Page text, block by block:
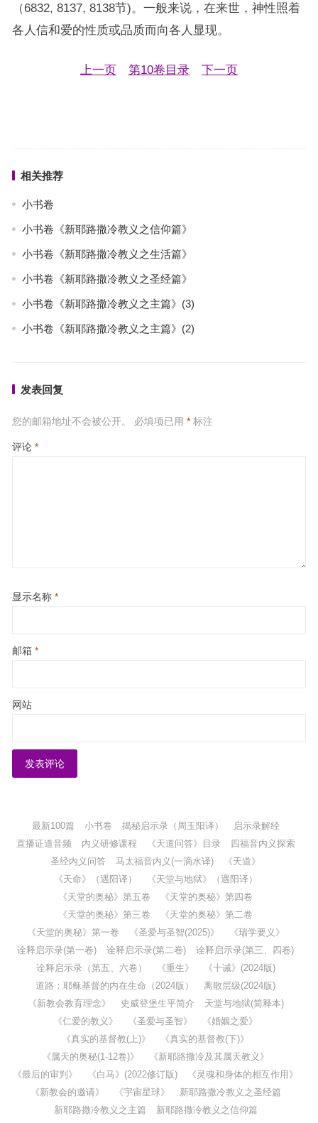
（6832, 8137, 8138节)。一般来说，在来世，神性照着
各人信和爱的性质或品质而向各人显现。
上一页 第10卷目录 下一页
相关推荐
小书卷
小书卷《新耶路撒冷教义之信仰篇》
小书卷《新耶路撒冷教义之生活篇》
小书卷《新耶路撒冷教义之圣经篇》
小书卷《新耶路撒冷教义之主篇》(3)
小书卷《新耶路撒冷教义之主篇》(2)
发表回复
您的邮箱地址不会被公开。 必填项已用 *标注
评论 *
显示名称 *
邮箱 *
网站
最新100篇 小书卷 揭秘启示录（周玉阳译）
启示录解经
直播证道音频
内义研修课程 《天道问答》目录
四福音内义探索
圣经内义问答
马太福音内义(一滴水译)
《天道》
《天命》（遇阳译）
《天堂与地狱》（遇阳译）
《天堂的奥秘》第五卷
《天堂的奥秘》第四卷
《天堂的奥秘》第三卷
《天堂的奥秘》第二卷
《天堂的奥秘》第一卷
《圣爱与圣智(2025)》
《瑞学要义》
诠释启示录(第一卷)
诠释启示录(第二卷)
诠释启示录(第三、四卷)
诠释启示录（第五、六卷）
《重生》
《十诫》(2024版)
道路：耶稣基督的内在生命（2024版）
离散层级(2024版)
《新教会教育理念》
史威登堡生平简介
天堂与地狱(简释本)
《仁爱的教义》
《圣爱与圣智》
《婚姻之爱》
《真实的基督教(上)》
《真实的基督教(下)》
《属天的奥秘(1-12卷)》
《新耶路撒冷及其属天教义》
《最后的审判》
《白马》(2022修订版)
《灵魂和身体的相互作用》
《新教会的邀请》
《宇宙星球》
新耶路撒冷教义之圣经篇
新耶路撒冷教义之主篇
新耶路撒冷教义之信仰篇